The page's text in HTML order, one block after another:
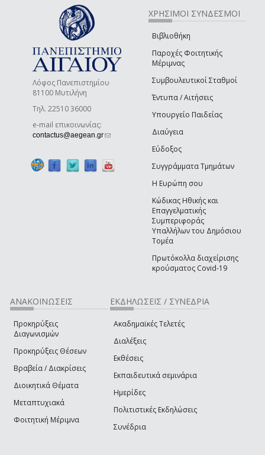
Λόφος Πανεπιστημίου
81100 Μυτιλήνη
Τηλ. 22510 36000
e-mail επικοινωνίας:
contactus@aegean.gr(link sends e-mail)
ΧΡΗΣΙΜΟΙ ΣΥΝΔΕΣΜΟΙ
Βιβλιοθήκη
Παροχές Φοιτητικής
Μέριμνας
Συμβουλευτικοί Σταθμοί
Έντυπα / Αιτήσεις
Υπουργείο Παιδείας
Διαύγεια
Εύδοξος
Συγγράμματα Τμημάτων
Η Ευρώπη σου
Κώδικας Ηθικής και
Επαγγελματικής
Συμπεριφοράς
Υπαλλήλων του Δημόσιου
Τομέα
Πρωτόκολλα διαχείρισης
κρούσματος Covid-19
ΑΝΑΚΟΙΝΩΣΕΙΣ
Προκηρύξεις
Διαγωνισμών
Προκηρύξεις Θέσεων
Βραβεία / Διακρίσεις
Διοικητικά Θέματα
Μεταπτυχιακά
Φοιτητική Μέριμνα
ΕΚΔΗΛΩΣΕΙΣ / ΣΥΝΕΔΡΙΑ
Ακαδημαϊκές Τελετές
Διαλέξεις
Εκθέσεις
Εκπαιδευτικά σεμινάρια
Ημερίδες
Πολιτιστικές Εκδηλώσεις
Συνέδρια